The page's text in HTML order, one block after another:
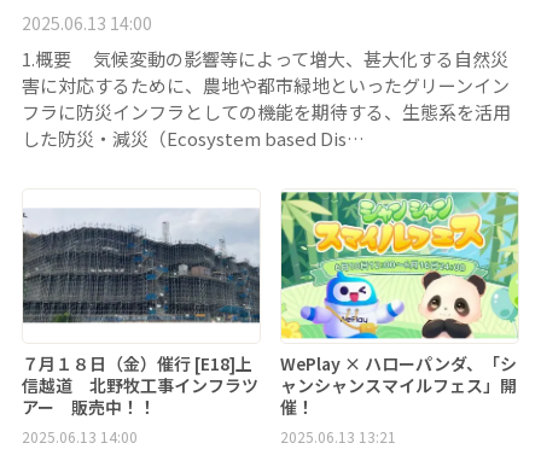
2025.06.13 14:00
1.概要 気候変動の影響等によって増大、甚大化する自然災
害に対応するために、農地や都市緑地といったグリーンイン
フラに防災インフラとしての機能を期待する、生態系を活用
した防災・減災（Ecosystem based Dis…
７月１８日（金）催行 [E18]上
信越道 北野牧工事インフラツ
アー 販売中！！
2025.06.13 14:00
WePlay × ハローパンダ、「シ
ャンシャンスマイルフェス」開
催！
2025.06.13 13:21